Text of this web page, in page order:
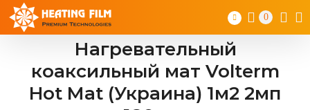
Skip
0
Нагревательный
коаксильный мат Volterm
Hot Mat (Украина) 1м2 2мп